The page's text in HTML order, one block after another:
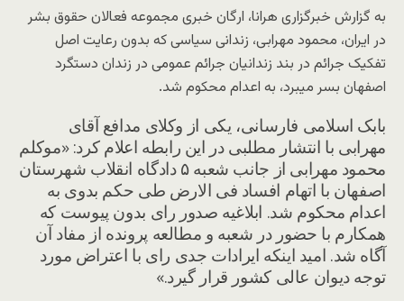
به گزارش خبرگزاری هرانا، ارگان خبری مجموعه فعالان حقوق بشر
در ایران، محمود مهرابی، زندانی سیاسی که بدون رعایت اصل
تفکیک جرائم در بند زندانیان جرائم عمومی در زندان دستگرد
اصفهان بسر میبرد، به اعدام محکوم شد.
بابک اسلامی فارسانی، یکی از وکلای مدافع آقای
مهرابی با انتشار مطلبی در این رابطه اعلام کرد: «موکلم
محمود مهرابی از جانب شعبه ۵ دادگاه انقلاب شهرستان
اصفهان با اتهام افساد فی الارض طی حکم بدوی به
اعدام محکوم شد. ابلاغیه صدور رای بدون پیوست که
همکارم با حضور در شعبه و مطالعه پرونده از مفاد آن
آگاه شد. امید اینکه ایرادات جدی رای با اعتراض مورد
توجه دیوان عالی کشور قرار گیرد.»